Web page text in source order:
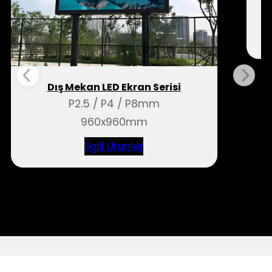
Dış Mekan LED Ekran Serisi
P2.5 / P4 / P8mm
960x960mm
İlgili Ürünler